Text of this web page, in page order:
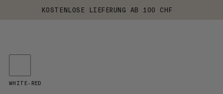
KOSTENLOSE LIEFERUNG AB 100 CHF
WHITE-RED